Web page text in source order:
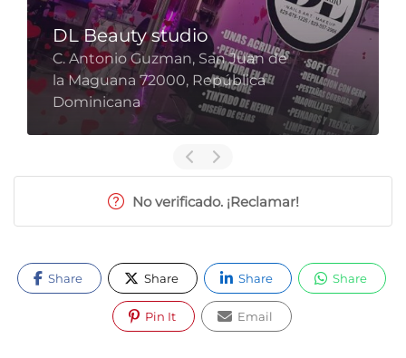
DL Beauty studio
C. Antonio Guzman, San Juan de
la Maguana 72000, República
Dominicana
No verificado. ¡Reclamar!
Share Share Share Share
Pin It Email